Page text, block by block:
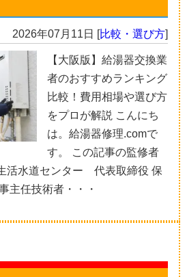
2026年07月11日 [比較・選び方]
【大阪版】給湯器交換業
者のおすすめランキング
比較！費用相場や選び方
をプロが解説 こんにち
は。給湯器修理.comで
す。 この記事の監修者
活水道センター 代表取締役 保
主任技術者・・・